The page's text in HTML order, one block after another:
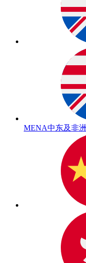
MENA中东及非洲